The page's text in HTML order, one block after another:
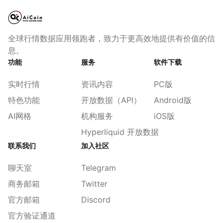
全球行情数据应用领跑者，致力于更高效地提供有价值的信
息。
功能
实时行情
特色功能
AI网格
服务
资讯内容
开放数据（API）
机构服务
Hyperliquid 开放数据
软件下载
PC版
Android版
iOS版
联系我们
聊天室
商务邮箱
官方邮箱
官方验证通道
加入社区
Telegram
Twitter
Discord